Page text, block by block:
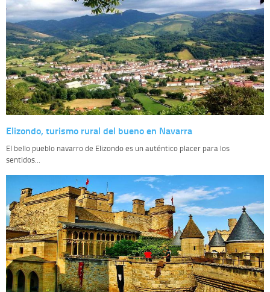
Elizondo, turismo rural del bueno en Navarra
El bello pueblo navarro de Elizondo es un auténtico placer para los
sentidos...